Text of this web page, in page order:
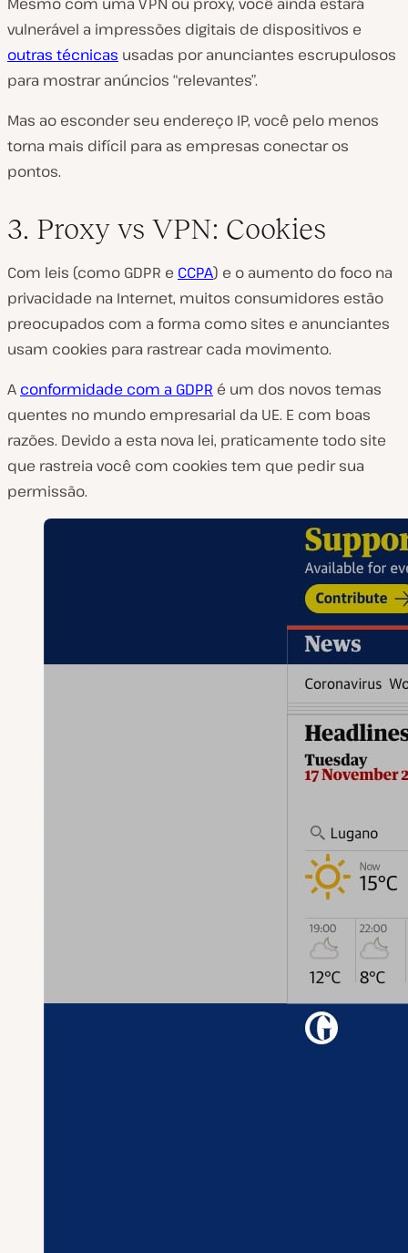
vulnerável a impressões digitais de dispositivos e
outras técnicas usadas por anunciantes escrupulosos
para mostrar anúncios “relevantes”.
Mas ao esconder seu endereço IP, você pelo menos
torna mais difícil para as empresas conectar os
pontos.
3. Proxy vs VPN: Cookies
Com leis (como GDPR e CCPA) e o aumento do foco na
privacidade na Internet, muitos consumidores estão
preocupados com a forma como sites e anunciantes
usam cookies para rastrear cada movimento.
A conformidade com a GDPR é um dos novos temas
quentes no mundo empresarial da UE. E com boas
razões. Devido a esta nova lei, praticamente todo site
que rastreia você com cookies tem que pedir sua
permissão.